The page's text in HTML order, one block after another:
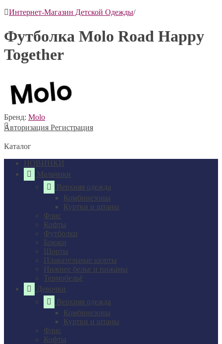
Интернет-Магазин Детской Одежды/
Футболка Molo Road Happy
Together
Бренд: Molo
Авторизация Регистрация
Каталог
НОВИНКИ
Мальчики
Верхняя одежда
Комбинезоны
Куртки и штаны
Флис
Кофты
Футболки
Брюки
Шорты
Плавательные шорты
Нижнее белье и пижамы
Термобельё
Девочки
Верхняя одежда
Комбинезоны
Куртки и штаны
Флис
Кофты